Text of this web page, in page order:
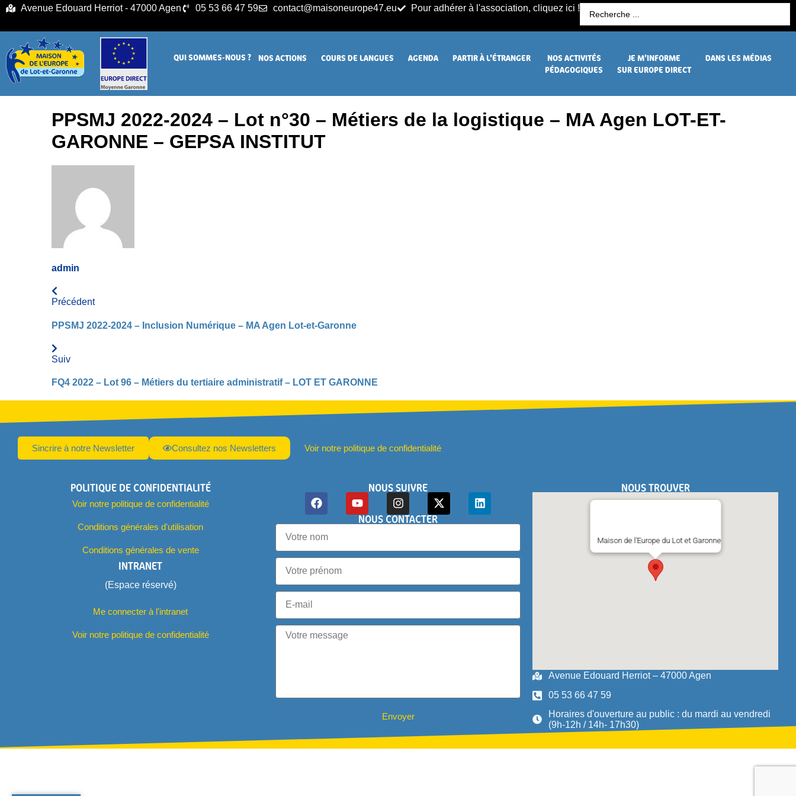
principalAvenue Edouard Herriot - 47000 Agen 05 53 66 47 59 contact@maisoneurope47.eu Pour adhérer à l'association, cliquez ici !
QUI SOMMES-NOUS ? NOS ACTIONS COURS DE LANGUES AGENDA PARTIR À L’ÉTRANGER
NOS ACTIVITÉS
PÉDAGOGIQUES
JE M’INFORME
SUR EUROPE DIRECT
DANS LES MÉDIAS
PPSMJ 2022-2024 – Lot n°30 – Métiers de la logistique – MA Agen LOT-ET-
GARONNE – GEPSA INSTITUT
admin
Précédent
PPSMJ 2022-2024 – Inclusion Numérique – MA Agen Lot-et-Garonne
Suiv
FQ4 2022 – Lot 96 – Métiers du tertiaire administratif – LOT ET GARONNE
Sincrire à notre Newsletter Consultez nos Newsletters Voir notre politique de confidentialité
POLITIQUE DE CONFIDENTIALITÉ
Voir notre politique de confidentialité
Conditions générales d'utilisation
Conditions générales de vente
INTRANET
(Espace réservé)
Me connecter à l'intranet
Voir notre politique de confidentialité
NOUS SUIVRE
NOUS CONTACTER
Envoyer
NOUS TROUVER
Maison de l'Europe du Lot et Garonne
Avenue Edouard Herriot – 47000 Agen
05 53 66 47 59
Horaires d'ouverture au public : du mardi au vendredi
(9h-12h / 14h- 17h30)